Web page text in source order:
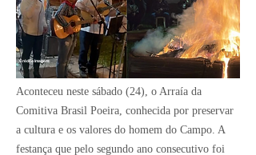
Crédito Imagem:
Aconteceu neste sábado (24), o Arraía da
Comitiva Brasil Poeira, conhecida por preservar
a cultura e os valores do homem do Campo. A
festança que pelo segundo ano consecutivo foi